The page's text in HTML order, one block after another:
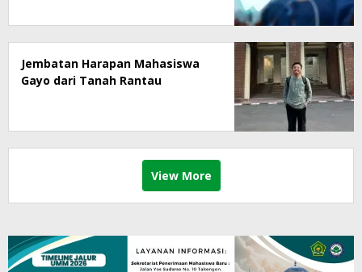
Jembatan Harapan Mahasiswa
Gayo dari Tanah Rantau
View More